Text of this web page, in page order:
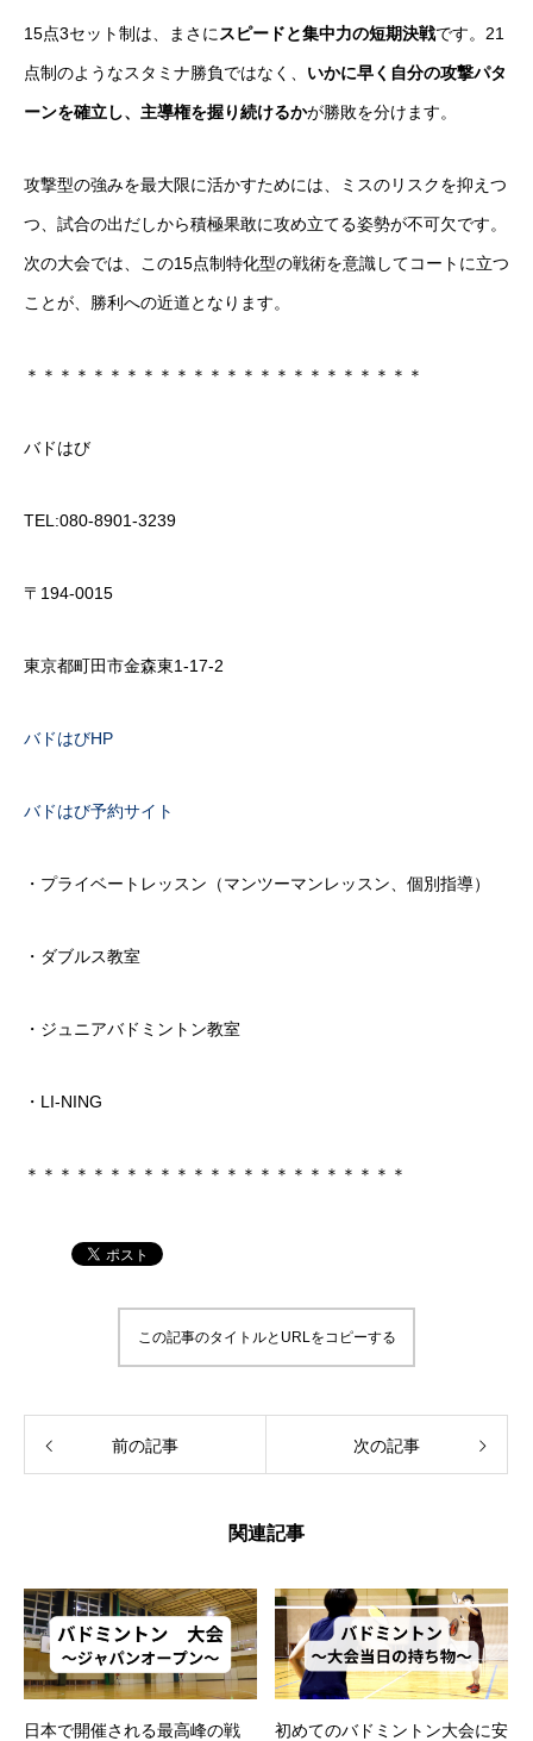
15点3セット制は、まさに スピードと集中力の短期決戦です。21
点制のようなスタミナ勝負ではなく、 いかに早く自分の攻撃パタ
ーンを確立し、主導権を握り続けるかが勝敗を分けます。
攻撃型の強みを最大限に活かすためには、ミスのリスクを抑えつ
つ、試合の出だしから積極果敢に攻め立てる姿勢が不可欠です。
次の大会では、この15点制特化型の戦術を意識してコートに立つ
ことが、勝利への近道となります。
＊＊＊＊＊＊＊＊＊＊＊＊＊＊＊＊＊＊＊＊＊＊＊＊
バドはび
TEL:080-8901-3239
〒194-0015
東京都町田市金森東1-17-2
バドはびHP
バドはび予約サイト
・プライベートレッスン（マンツーマンレッスン、個別指導）
・ダブルス教室
・ジュニアバドミントン教室
・LI-NING
＊＊＊＊＊＊＊＊＊＊＊＊＊＊＊＊＊＊＊＊＊＊＊
この記事のタイトルとURLをコピーする
前の記事 次の記事
関連記事
日本で開催される最高峰の戦
初めてのバドミントン大会に安